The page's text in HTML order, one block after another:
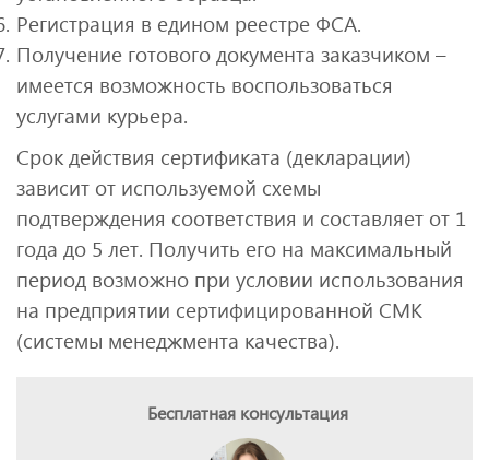
Регистрация в едином реестре ФСА.
Получение готового документа заказчиком –
имеется возможность воспользоваться
услугами курьера.
Срок действия сертификата (декларации)
зависит от используемой схемы
подтверждения соответствия и составляет от 1
года до 5 лет. Получить его на максимальный
период возможно при условии использования
на предприятии сертифицированной СМК
(системы менеджмента качества).
Бесплатная консультация